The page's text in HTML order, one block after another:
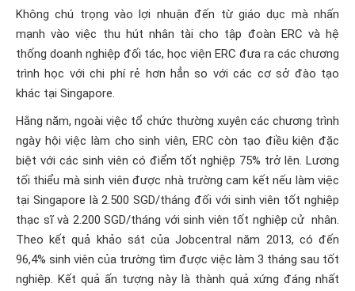
Không chú trọng vào lợi nhuận đến từ giáo dục mà nhấn
mạnh vào việc thu hút nhân tài cho tập đoàn ERC và hệ
thống doanh nghiệp đối tác, học viện ERC đưa ra các chương
trình học với chi phí rẻ hơn hẳn so với các cơ sở đào tạo
khác tại Singapore.
Hằng năm, ngoài việc tổ chức thường xuyên các chương trình
ngày hội việc làm cho sinh viên, ERC còn tạo điều kiện đặc
biệt với các sinh viên có điểm tốt nghiệp 75% trở lên. Lương
tối thiểu mà sinh viên được nhà trường cam kết nếu làm việc
tại Singapore là 2.500 SGD/tháng đối với sinh viên tốt nghiệp
thạc sĩ và 2.200 SGD/tháng với sinh viên tốt nghiệp cử nhân.
Theo kết quả khảo sát của Jobcentral năm 2013, có đến
96,4% sinh viên của trường tìm được việc làm 3 tháng sau tốt
nghiệp. Kết quả ấn tượng này là thành quả xứng đáng nhất